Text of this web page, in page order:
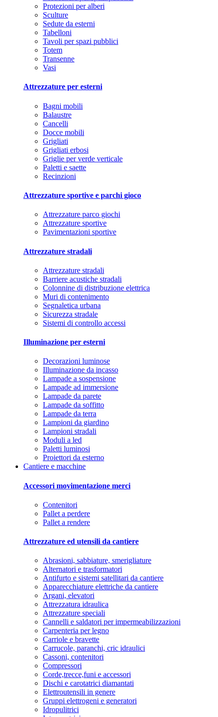
Protezioni per alberi
Sculture
Sedute da esterni
Tabelloni
Tavoli per spazi pubblici
Totem
Transenne
Vasi
Attrezzature per esterni
Bagni mobili
Balaustre
Cancelli
Docce mobili
Grigliati
Grigliati erbosi
Griglie per verde verticale
Paletti e saette
Recinzioni
Attrezzature sportive e parchi gioco
Attrezzature parco giochi
Attrezzature sportive
Pavimentazioni sportive
Attrezzature stradali
Attrezzature stradali
Barriere acustiche stradali
Colonnine di distribuzione elettrica
Muri di contenimento
Segnaletica urbana
Sicurezza stradale
Sistemi di controllo accessi
Illuminazione per esterni
Decorazioni luminose
Illuminazione da incasso
Lampade a sospensione
Lampade ad immersione
Lampade da parete
Lampade da soffitto
Lampade da terra
Lampioni da giardino
Lampioni stradali
Moduli a led
Paletti luminosi
Proiettori da esterno
Cantiere e macchine
Accessori movimentazione merci
Contenitori
Pallet a perdere
Pallet a rendere
Attrezzature ed utensili da cantiere
Abrasioni, sabbiature, smerigliature
Alternatori e trasformatori
Antifurto e sistemi satellitari da cantiere
Apparecchiature elettriche da cantiere
Argani, elevatori
Attrezzatura idraulica
Attrezzature speciali
Cannelli e saldatori per impermeabilizzazioni
Carpenteria per legno
Carriole e bravette
Carrucole, paranchi, cric idraulici
Cassoni, contenitori
Compressori
Corde,trecce,funi e accessori
Dischi e carotatrici diamantati
Elettroutensili in genere
Gruppi elettrogeni e generatori
Idropulitrici